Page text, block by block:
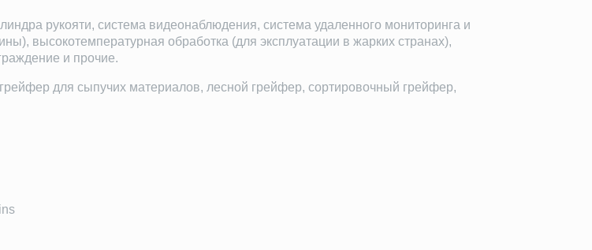
рукояти, система видеонаблюдения, система удаленного мониторинга и
высокотемпературная обработка (для эксплуатации в жарких странах),
и прочие.
для сыпучих материалов, лесной грейфер, сортировочный грейфер,